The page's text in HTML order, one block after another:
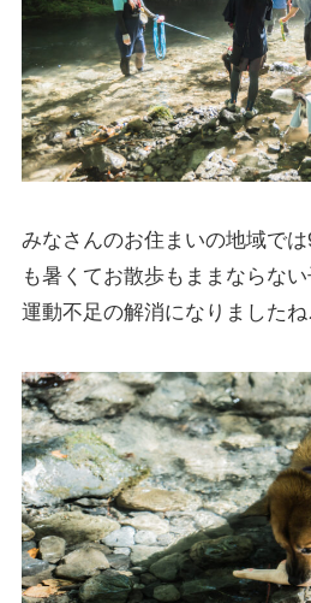
みなさんのお住まいの地域で
も暑くてお散歩もままならない
運動不足の解消になりましたね